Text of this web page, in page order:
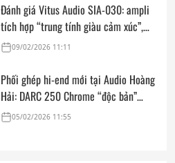
Đánh giá Vitus Audio SIA-030: ampli
tích hợp “trung tính giàu cảm xúc”,
mạnh mẽ và linh hoạt cho nhiều
09/02/2026 11:11
Phối ghép hi-end mới tại Audio Hoàng
Hải: DARC 250 Chrome “độc bản”
cùng FM Acoustics, Goldmund, Kalista
05/02/2026 11:55